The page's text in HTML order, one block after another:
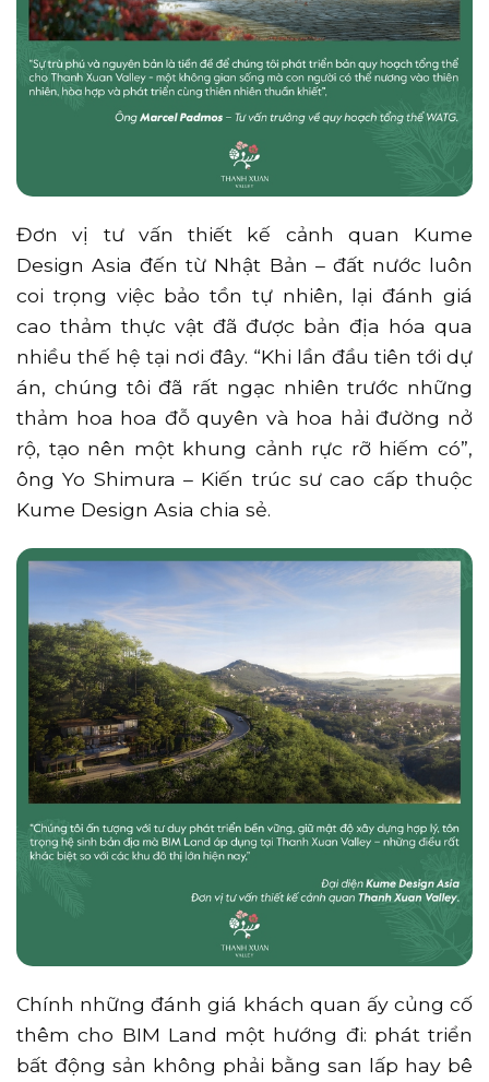
Đơn vị tư vấn thiết kế cảnh quan Kume
Design Asia đến từ Nhật Bản – đất nước luôn
coi trọng việc bảo tồn tự nhiên, lại đánh giá
cao thảm thực vật đã được bản địa hóa qua
nhiều thế hệ tại nơi đây. “Khi lần đầu tiên tới dự
án, chúng tôi đã rất ngạc nhiên trước những
thảm hoa hoa đỗ quyên và hoa hải đường nở
rộ, tạo nên một khung cảnh rực rỡ hiếm có”,
ông Yo Shimura – Kiến trúc sư cao cấp thuộc
Kume Design Asia chia sẻ.
Chính những đánh giá khách quan ấy củng cố
thêm cho BIM Land một hướng đi: phát triển
bất động sản không phải bằng san lấp hay bê